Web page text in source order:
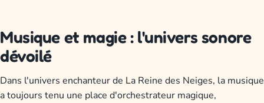
Musique et magie : l'univers sonore
dévoilé
Dans l'univers enchanteur de La Reine des Neiges, la musique
a toujours tenu une place d'orchestrateur magique,